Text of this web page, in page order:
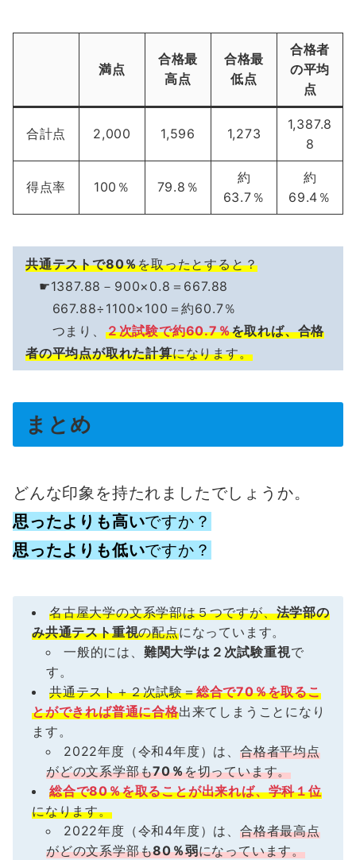
満点
合格最
高点
合格最
低点
合格者
の平均
点
合計点 2,000 1,596 1,273
1,387.8
8
得点率 100％ 79.8％
約
63.7％
約
69.4％
共通テストで80％を取ったとすると？
☛1387.88－900×0.8＝667.88
667.88÷1100×100＝約60.7％
つまり、 ２次試験で約60.7％を取れば、合格
者の平均点が取れた計算になります。
まとめ
どんな印象を持たれましたでしょうか。
思ったよりも高いですか？
思ったよりも低いですか？
名古屋大学の文系学部は５つですが、法学部の
み共通テスト重視の配点になっています。
一般的には、 難関大学は２次試験重視で
す。
共通テスト＋２次試験＝総合で70％を取るこ
とができれば普通に合格出来てしまうことになり
ます。
2022年度（令和4年度）は、 合格者平均点
がどの文系学部も70％を切っています。
総合で80％を取ることが出来れば、学科１位
になります。
2022年度（令和4年度）は、 合格者最高点
がどの文系学部も80％弱になっています。